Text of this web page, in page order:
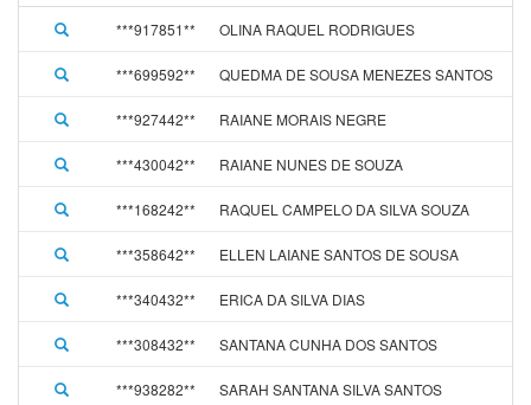
***917851** OLINA RAQUEL RODRIGUES
***699592** QUEDMA DE SOUSA MENEZES SANTOS
***927442** RAIANE MORAIS NEGRE
***430042** RAIANE NUNES DE SOUZA
***168242** RAQUEL CAMPELO DA SILVA SOUZA
***358642** ELLEN LAIANE SANTOS DE SOUSA
***340432** ERICA DA SILVA DIAS
***308432** SANTANA CUNHA DOS SANTOS
***938282** SARAH SANTANA SILVA SANTOS